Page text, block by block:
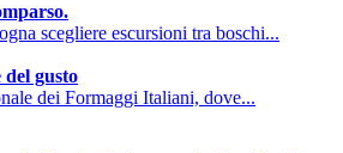
scegliere escursioni tra boschi...
del gusto
dei Formaggi Italiani, dove...